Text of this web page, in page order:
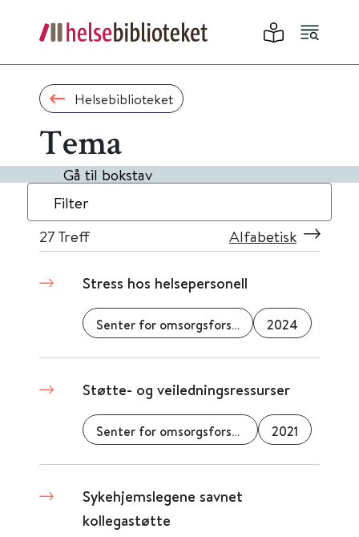
Helsebiblioteket
Tema
Gå til bokstav
Filter
27Treff Alfabetisk
Stress hos helsepersonell
Senter for omsorgsforskning 2024
Støtte- og veiledningsressurser
Senter for omsorgsforskning 2021
Sykehjemslegene savnet
kollegastøtte